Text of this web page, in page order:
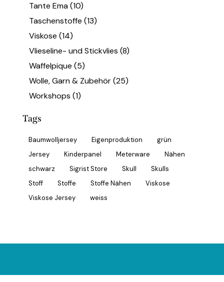
Tante Ema (10)
Taschenstoffe (13)
Viskose (14)
Vlieseline- und Stickvlies (8)
Waffelpique (5)
Wolle, Garn & Zubehör (25)
Workshops (1)
Tags
Baumwolljersey Eigenproduktion
grün
Jersey
Kinderpanel Meterware
Nähen
schwarz
Sigrist Store Skull
Skulls
Stoff
Stoffe Stoffe Nähen
Viskose
Viskose Jersey
weiss